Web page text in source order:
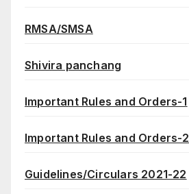
RMSA/SMSA
Shivira panchang
Important Rules and Orders-1
Important Rules and Orders-2
Guidelines/Circulars 2021-22